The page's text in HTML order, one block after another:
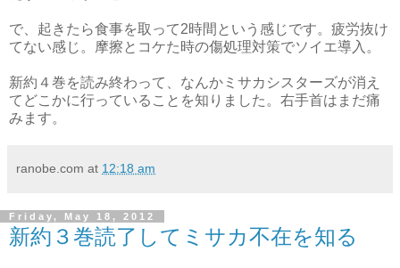
で、起きたら食事を取って2時間という感じです。疲労抜け
てない感じ。摩擦とコケた時の傷処理対策でソイエ導入。
新約４巻を読み終わって、なんかミサカシスターズが消え
てどこかに行っていることを知りました。右手首はまだ痛
みます。
ranobe.com at 12:18 am
Friday, May 18, 2012
新約３巻読了してミサカ不在を知る